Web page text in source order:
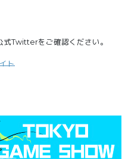
Twitterをご確認ください。
ト